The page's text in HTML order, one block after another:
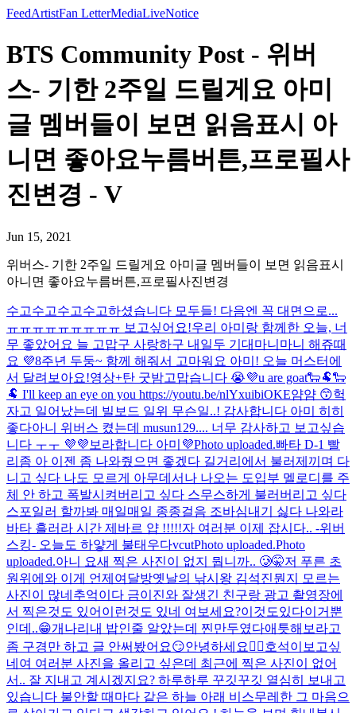
FeedArtistFan LetterMediaLiveNotice
BTS Community Post - 위버
스- 기한 2주일 드릴게요 아미
글 멤버들이 보면 읽음표시 아
니면 좋아요누름버튼,프로필사
진변경 - V
Jun 15, 2021
위버스- 기한 2주일 드릴게요 아미글 멤버들이 보면 읽음표시
아니면 좋아요누름버튼,프로필사진변경
수고수고수고수고하셨습니다 모두들! 다음엔 꼭 대면으로...
ㅠㅠㅠㅠㅠㅠㅠㅠㅠ 보고싶어요!우리 아미랑 함께한 오늘, 너
무 좋았어요 늘 고맙구 사랑하구 내일두 기대마니마니 해쥬때
요 💜8주년 두둥~ 함께 해줘서 고마워요 아미! 오늘 머스터에
서 달려보아요!영상+탄 굿밤고맙습니다 😭💜u are goat🐑🐏🐑
🐏 I'll keep an eye on you https://youtu.be/nlYxuibiOKE얌얌 😙헉
자고 일어났는데 빌보드 일위 무슨일..! 감사합니다 아미 히히
좋다아니 위버스 켰는데 musun129.... 너무 감사하고 보고싶습
니다 ㅜㅜ 💜💜 보라합니다 아미💜Photo uploaded.빠타 D-1 빨
리좀 아 이젠 좀 나와줬으면 좋겠다 길거리에서 불러제끼며 다
니고 싶다 나도 모르게 아무데서나 나오는 도입부 멜로디를 주
체 안 하고 폭발시켜버리고 싶다 스무스하게 불러버리고 싶다
스포일러 할까봐 매일매일 종종걸음 조바심내기 싫다 나와라
바타 흘러라 시간 제바르 얍 !!!!!자 여러분 이제 잡시다.. -위버
스킹- 오늘도 하얗게 불태우다vcutPhoto uploaded.Photo
uploaded.아니 요새 찍은 사진이 없지 뭡니까.. 🥲🤫저 푸른 초
원위에 와 이게 언제여 달방옛날의 낚시왕 김석진뭔지 모르는
사진이 많네 추억이다 금이진와 잘생긴 친구랑 광고 촬영장에
서 찍은것도 있어 이런것도 있네 여보세요?이것도있다이거뿐
인데..😁개나리 내 밥인줄 알았는데 찐만두였다애틋해보라고
좀 구경만 하고 글 안써봤어요😏안녕하세요🙋‍♂️호석이 보고싶
네여 여러분 사진을 올리고 싶은데 최근에 찍은 사진이 없어
서.. 잘 지내고 계시겠지요? 하루하루 꾸깃꾸깃 열심히 보내고
있습니다 불안할 때마다 같은 하늘 아래 비스무레한 그 마음으